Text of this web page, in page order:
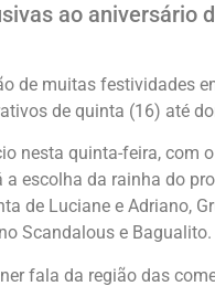
ao aniversário
de muitas festividades
de quinta (16) até
nesta quinta-feira, com
a escolha da rainha do
de Luciane e Adriano,
Scandalous e Bagualito.
fala da região das